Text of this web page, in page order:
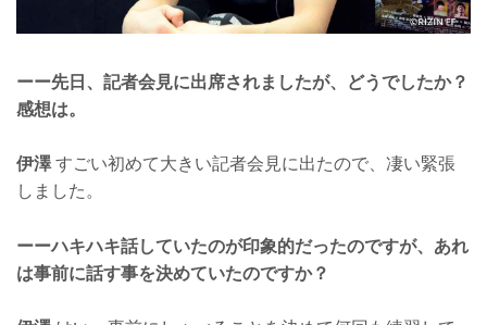
ーー先日、記者会見に出席されましたが、どうでしたか？
感想は。
伊澤すごい初めて大きい記者会見に出たので、凄い緊張
しました。
ーーハキハキ話していたのが印象的だったのですが、あれ
は事前に話す事を決めていたのですか？